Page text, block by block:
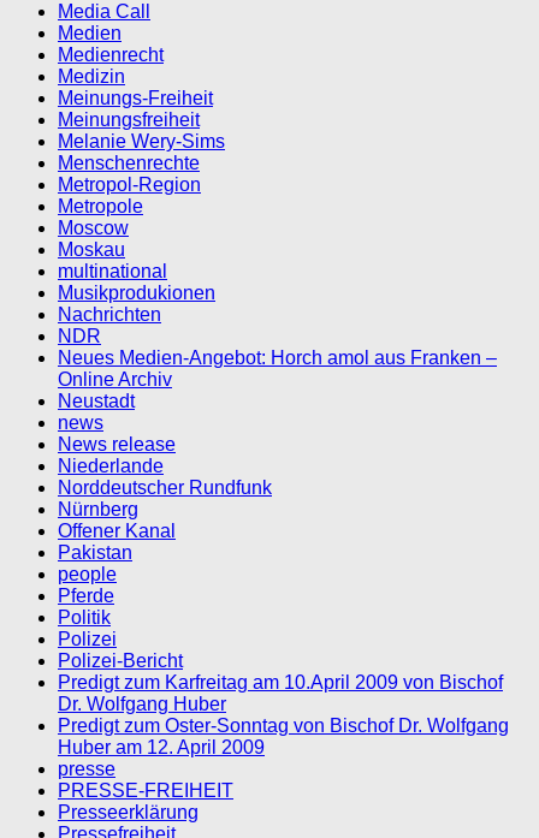
Media Call
Medien
Medienrecht
Medizin
Meinungs-Freiheit
Meinungsfreiheit
Melanie Wery-Sims
Menschenrechte
Metropol-Region
Metropole
Moscow
Moskau
multinational
Musikprodukionen
Nachrichten
NDR
Neues Medien-Angebot: Horch amol aus Franken –
Online Archiv
Neustadt
news
News release
Niederlande
Norddeutscher Rundfunk
Nürnberg
Offener Kanal
Pakistan
people
Pferde
Politik
Polizei
Polizei-Bericht
Predigt zum Karfreitag am 10.April 2009 von Bischof
Dr. Wolfgang Huber
Predigt zum Oster-Sonntag von Bischof Dr. Wolfgang
Huber am 12. April 2009
presse
PRESSE-FREIHEIT
Presseerklärung
Pressefreiheit